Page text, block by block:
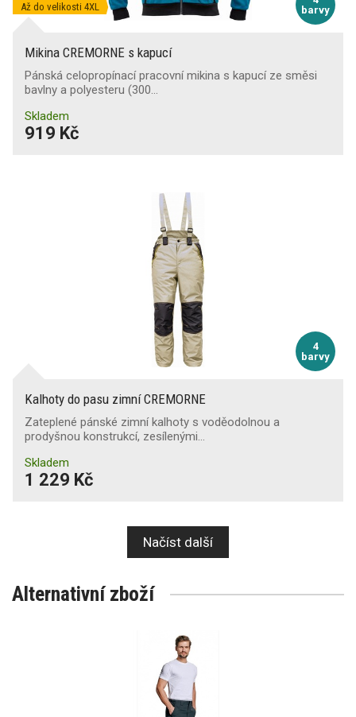
barvy
Až do velikosti 4XL
Mikina CREMORNE s kapucí
Pánská celopropínací pracovní mikina s kapucí ze směsi
bavlny a polyesteru (300…
Skladem
919 Kč
4
barvy
Kalhoty do pasu zimní CREMORNE
Zateplené pánské zimní kalhoty s voděodolnou a
prodyšnou konstrukcí, zesílenými…
Skladem
1 229 Kč
Načíst další
Alternativní zboží